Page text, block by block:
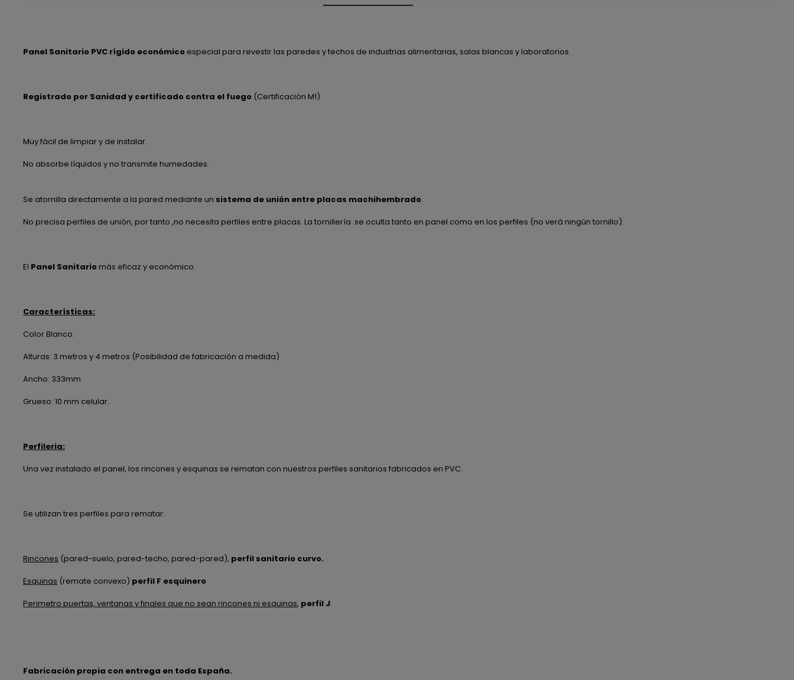
Panel Sanitario PVC rígido económico especial para revestir las paredes y techos de industrias alimentarias, salas blancas y laboratorios.
Registrado por Sanidad y certificado contra el fuego (Certificación M1)
Muy fácil de limpiar y de instalar.
No absorbe líquidos y no transmite humedades.
Se atornilla directamente a la pared mediante un sistema de unión entre placas machihembrado.
No precisa perfiles de unión, por tanto ,no necesita perfiles entre placas. La tornillería se oculta tanto en panel como en los perfiles (no verá ningún tornillo).
El Panel Sanitariomás eficaz y económico.
Características:
Color Blanco.
Alturas: 3 metros y 4 metros (Posibilidad de fabricación a medida)
Ancho: 333mm
Grueso: 10 mm celular.
Perfileria:
Una vez instalado el panel, los rincones y esquinas se rematan con nuestros perfiles sanitarios fabricados en PVC.
Se utilizan tres perfiles para rematar:
Rincones (pared-suelo, pared-techo, pared-pared), perfil sanitario curvo.
Esquinas (remate convexo) perfil F esquinero
Perimetro puertas, ventanas y finales que no sean rincones ni esquinas, perfil J.
Fabricación propia con entrega en toda España.